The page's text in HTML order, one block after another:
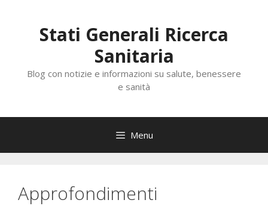
contenutoStati Generali Ricerca
Sanitaria
Blog con notizie e informazioni su salute, benessere
e sanità
Menu
Approfondimenti